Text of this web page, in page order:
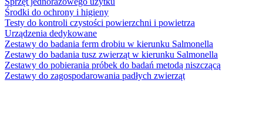
Środki do ochrony i higieny
Testy do kontroli czystości powierzchni i powietrza
Urządzenia dedykowane
Zestawy do badania ferm drobiu w kierunku Salmonella
Zestawy do badania tusz zwierząt w kierunku Salmonella
Zestawy do pobierania próbek do badań metodą niszczącą
Zestawy do zagospodarowania padłych zwierząt